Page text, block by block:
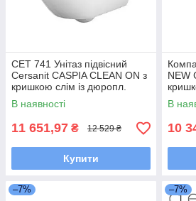
CET 741 Унітаз підвісний
Cersanit CASPIA CLEAN ON з
кришкою слім із дюропл.
вільнопадаюча легкознімна
В наявності
11 651,97 ₴ 12 529 ₴
Купити
NEW
В
10
–7% –7%